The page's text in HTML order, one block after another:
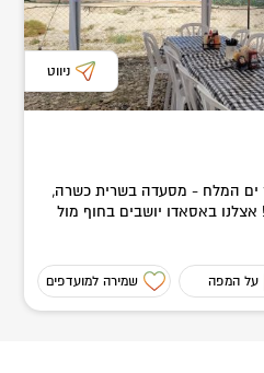
ניווט
ים המלח - מסעדה בשרית כשרה,
באסאדו יושבים בחוף מול
על המפה שמירה למועדפים